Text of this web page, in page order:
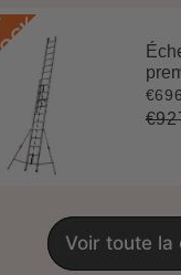
Prix
Prix
Voir toute la